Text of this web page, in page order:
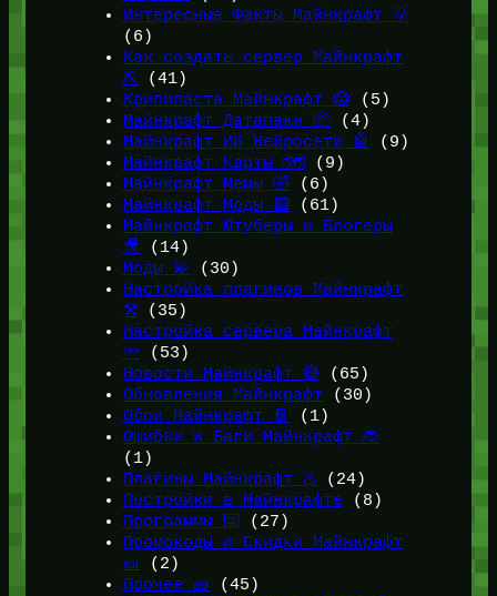
Интересные Факты Майнкрафт 💡
(6)
Как создать сервер Майнкрафт
⛏️ (41)
Крипипаста Майнкрафт 😱(5)
Майнкрафт Датапаки 📦(4)
Майнкрафт ИИ Нейросети 🤖
(9)
Майнкрафт Карты 🗺️(9)
Майнкрафт Мемы 🤣 (6)
Майнкрафт Моды 🟩 (61)
Майнкрафт Ютуберы и Блогеры
🎥
(14)
Моды 💫
(30)
Настройка плагинов Майнкрафт
⚒️(35)
Настройка сервера Майнкрафт
🔦 (53)
Новости Майнкрафт 🔴 (65)
Обновления Майнкрафт (30)
Обои Майнкрафт 📔
(1)
Ошибки и Баги Майнкрафт 🐞
(1)
Плагины Майнкрафт ♨️(24)
Постройки в Майнкрафте (8)
Программы ⌨️(27)
Промокоды и Скидки Майнкрафт
🎫
(2)
Прочее 🧱 (45)